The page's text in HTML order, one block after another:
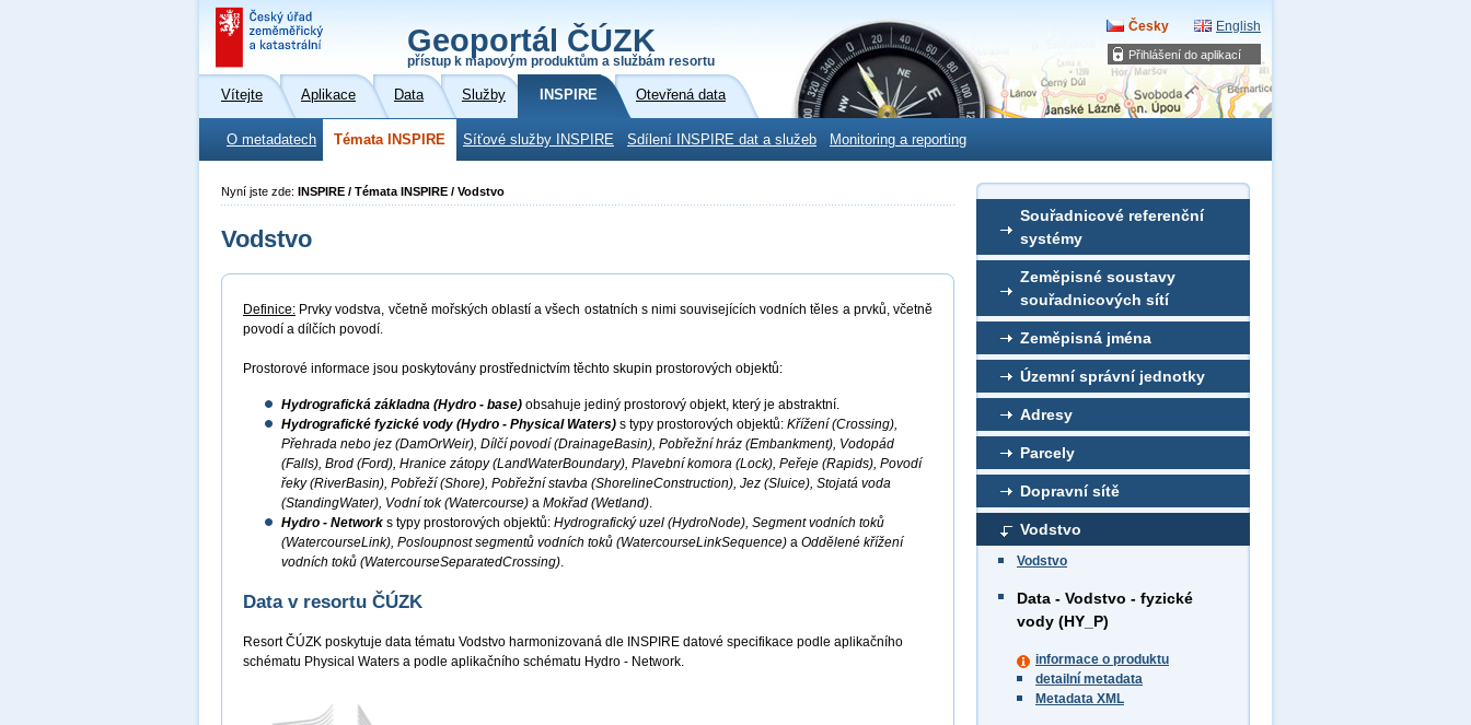
Přihlášení do aplikací
Geoportál ČÚZK
přístup k mapovým produktům a službám resortu
Česky English
Vítejte Aplikace Data Služby INSPIRE Otevřená data
O metadatech Témata INSPIRE Síťové služby INSPIRE Sdílení INSPIRE dat a služeb Monitoring a reporting
Souřadnicové referenční
systémy
Zeměpisné soustavy
souřadnicových sítí
Zeměpisná jména
Územní správní jednotky
Adresy
Parcely
Dopravní sítě
Vodstvo
Vodstvo
Data - Vodstvo - fyzické
vody (HY_P)
informace o produktu
detailní metadata
Metadata XML
Nyní jste zde: INSPIRE / Témata INSPIRE / Vodstvo
Vodstvo
Definice: Prvky vodstva, včetně mořských oblastí a všech ostatních s nimi souvisejících vodních těles a prvků, včetně
povodí a dílčích povodí.
Prostorové informace jsou poskytovány prostřednictvím těchto skupin prostorových objektů:
Hydrografická základna (Hydro - base) obsahuje jediný prostorový objekt, který je abstraktní.
Hydrografické fyzické vody (Hydro - Physical Waters) s typy prostorových objektů: Křížení (Crossing),
Přehrada nebo jez (DamOrWeir), Dílčí povodí (DrainageBasin), Pobřežní hráz (Embankment), Vodopád
(Falls), Brod (Ford), Hranice zátopy (LandWaterBoundary), Plavební komora (Lock), Peřeje (Rapids), Povodí
řeky (RiverBasin), Pobřeží (Shore), Pobřežní stavba (ShorelineConstruction), Jez (Sluice), Stojatá voda
(StandingWater), Vodní tok (Watercourse) a Mokřad (Wetland).
Hydro - Network s typy prostorových objektů: Hydrografický uzel (HydroNode), Segment vodních toků
(WatercourseLink), Posloupnost segmentů vodních toků (WatercourseLinkSequence) a Oddělené křížení
vodních toků (WatercourseSeparatedCrossing).
Data v resortu ČÚZK
Resort ČÚZK poskytuje data tématu Vodstvo harmonizovaná dle INSPIRE datové specifikace podle aplikačního
schématu Physical Waters a podle aplikačního schématu Hydro - Network.